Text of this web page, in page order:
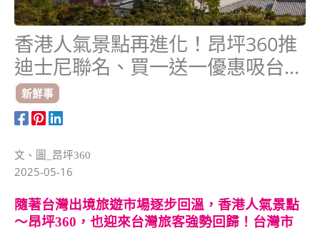
香港人氣景點再進化！昂坪360推
迪士尼聯名、買一送一優惠吸台灣
旅客
新鮮事
文、圖_昂坪360
2025-05-16
隨著台灣出境旅遊市場逐步回溫，香港人氣景點
～昂坪360，也迎來台灣旅客強勢回歸！台灣市